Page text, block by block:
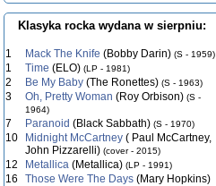
Klasyka rocka wydana w sierpniu:
1 Mack The Knife (Bobby Darin) (S - 1959)
1 Time (ELO) (LP - 1981)
2 Be My Baby (The Ronettes) (S - 1963)
3 Oh, Pretty Woman (Roy Orbison) (S -
1964)
7 Paranoid (Black Sabbath) (S - 1970)
10 Midnight McCartney ( Paul McCartney,
John Pizzarelli) (cover - 2015)
12 Metallica (Metallica) (LP - 1991)
16 Those Were The Days (Mary Hopkins)